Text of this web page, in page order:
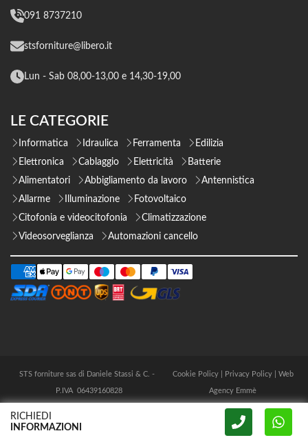
091 8737210
stsforniture@libero.it
Lun - Sab 08,00-13,00 e 14,30-19,00
LE CATEGORIE
Informatica Idraulica Ferramenta
Edilizia
Elettronica
Cablaggio Elettricità
Batterie
Alimentatori
Abbigliamento da lavoro
Antennistica
Allarme
Illuminazione
Fotovoltaico
Citofonia e videocitofonia
Climatizzazione
Videosorveglianza
Automazioni cancello
STS forniture sas di Daniele Stassi & C. -
P.IVA 06439160828
Cookie Policy| Privacy Policy| Web
Agency Emmè
RICHIEDI
INFORMAZIONI